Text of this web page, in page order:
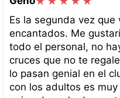
Es la segunda vez que
encantados. Me
todo el personal, no
cruces que no te
lo pasan genial en el
con los adultos es